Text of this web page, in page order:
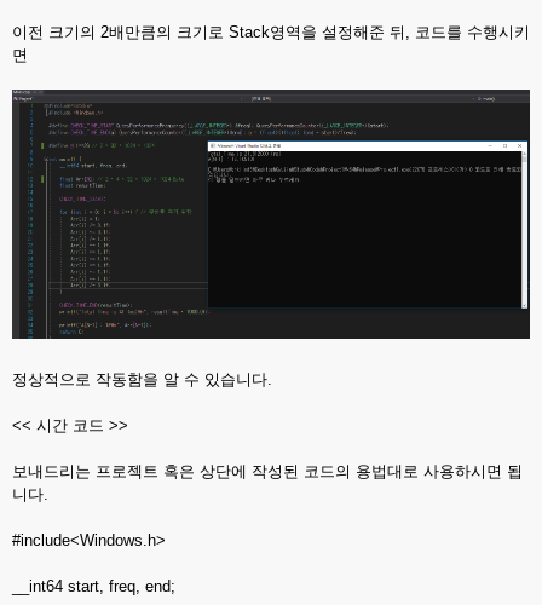
이전 크기의 2배만큼의 크기로 Stack영역을 설정해준 뒤, 코드를 수행시키
면
정상적으로 작동함을 알 수 있습니다.
<< 시간 코드 >>
보내드리는 프로젝트 혹은 상단에 작성된 코드의 용법대로 사용하시면 됩
니다.
#include<Windows.h>
__int64 start, freq, end;